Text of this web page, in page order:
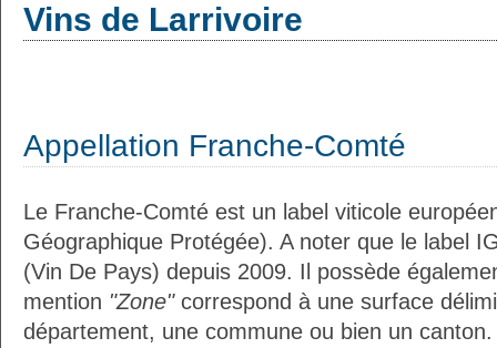
Vins de Larrivoire
Appellation Franche-Comté
Le Franche-Comté est un label viticole
Géographique Protégée). A noter que le label
(Vin De Pays) depuis 2009. Il possède
mention "Zone"correspond à une surface
département, une commune ou bien un canton.